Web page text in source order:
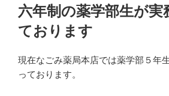
稿
日:
六年制の薬学部生が実
ております
現在なごみ薬局本店では薬学部５年
っております。